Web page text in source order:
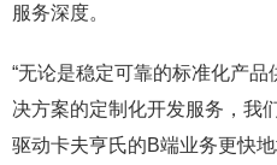
服务深度。
“无论是稳定可靠的标准化产
决方案的定制化开发服务，我
驱动卡夫亨氏的B端业务更快地